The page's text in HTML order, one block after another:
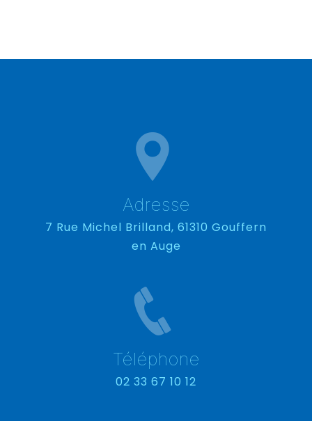
Adresse
7 Rue Michel Brilland, 61310 Gouffern
en Auge
Téléphone
02 33 67 10 12